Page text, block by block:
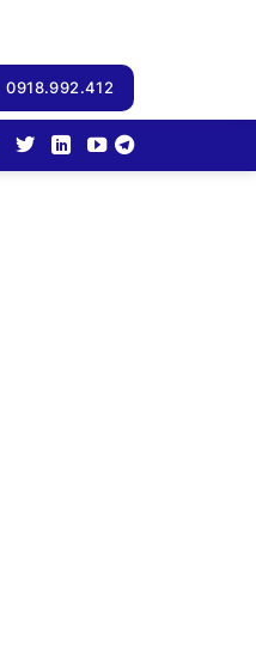
0918.992.412